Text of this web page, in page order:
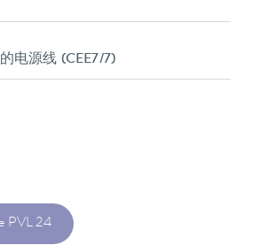
电源线 (CEE7/7)
PVL 24